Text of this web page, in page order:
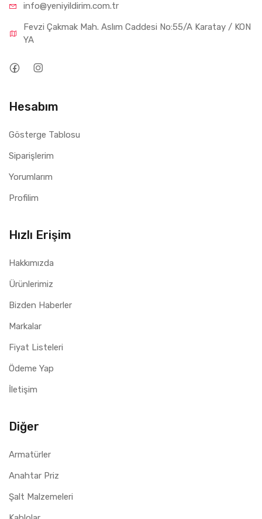
info@yeniyildirim.com.tr
Fevzi Çakmak Mah. Aslım Caddesi No:55/A Karatay / KON
YA
Hesabım
Gösterge Tablosu
Siparişlerim
Yorumlarım
Profilim
Hızlı Erişim
Hakkımızda
Ürünlerimiz
Bizden Haberler
Markalar
Fiyat Listeleri
Ödeme Yap
İletişim
Diğer
Armatürler
Anahtar Priz
Şalt Malzemeleri